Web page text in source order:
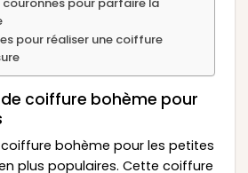
couronnes pour parfaire la
pour réaliser une coiffure
coiffure bohème pour
bohème pour les petites
plus populaires. Cette coiffure